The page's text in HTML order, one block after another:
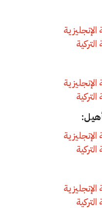
الإنجليزية
التركية
الإنجليزية
التركية
الإنجليزية
التركية
الإنجليزية
التركية